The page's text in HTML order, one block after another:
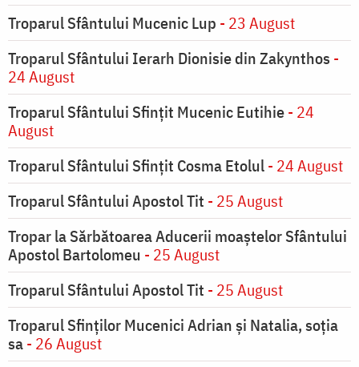
Troparul Sfântului Mucenic Lup - 23 August
Troparul Sfântului Ierarh Dionisie din Zakynthos -
24 August
Troparul Sfântului Sfinţit Mucenic Eutihie- 24
August
Troparul Sfântului Sfinţit Cosma Etolul- 24 August
Troparul Sfântului Apostol Tit - 25 August
Tropar la Sărbătoarea Aducerii moaştelor Sfântului
Apostol Bartolomeu - 25 August
Troparul Sfântului Apostol Tit - 25 August
Troparul Sfinţilor Mucenici Adrian şi Natalia, soţia
sa- 26 August